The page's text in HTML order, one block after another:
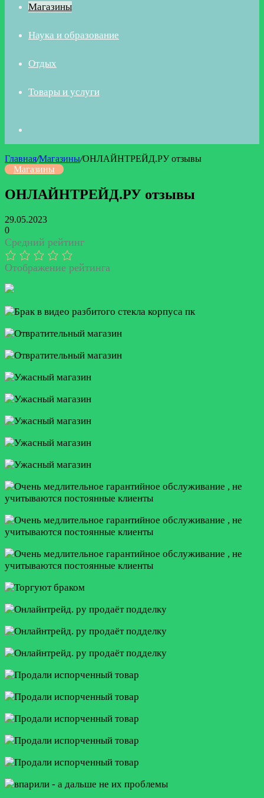
Магазины
Наука и образование
Отдых
Товары и услуги
Главная/Магазины/ОНЛАЙНТРЕЙД.РУ отзывы
Магазины
ОНЛАЙНТРЕЙД.РУ отзывы
29.05.2023
0
Средний рейтинг
Отображение рейтинга